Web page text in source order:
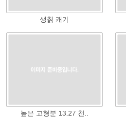
생칡 캐기
높은 고형분 13.27 천..